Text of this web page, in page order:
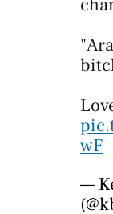
wF
—